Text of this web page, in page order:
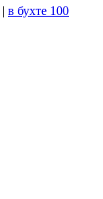
| в бухте 100